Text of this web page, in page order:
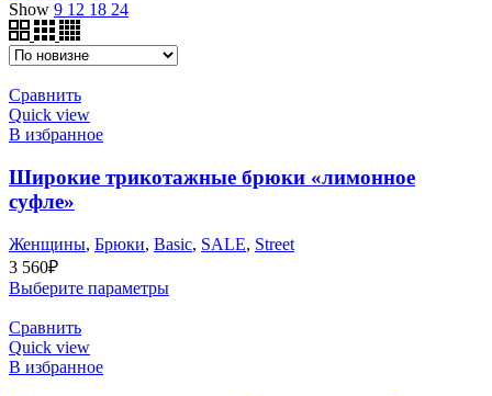
Show 9 12 18 24
Сравнить
Quick view
В избранное
Широкие трикотажные брюки «лимонное
суфле»
Женщины, Брюки, Basic, SALE, Street
3 560₽
Выберите параметры
Сравнить
Quick view
В избранное